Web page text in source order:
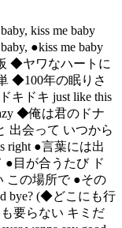
kiss me baby
●kiss me baby
◆ヤワなハートに
◆100年の眠りさ
キドキ just like this
◆俺は君のドナ
出会って いつから
right ●言葉には出
●目が合うたび ド
この場所で ●その
bye? (◆どこにも行
も要らない キミだ